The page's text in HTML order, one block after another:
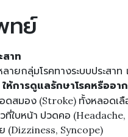
ทย์
าท
ายกลุ่มโรคทางระบบประสา
การดูแลรักษาโรคหรืออา
ดสมอง (Stroke) ทั้งหลอด
ที่ใบหน้า ปวดคอ
(Dizziness, Syncope)